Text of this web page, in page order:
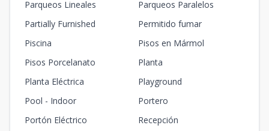
Parqueos Lineales
Parqueos Paralelos
Partially Furnished
Permitido fumar
Piscina
Pisos en Mármol
Pisos Porcelanato
Planta
Planta Eléctrica
Playground
Pool - Indoor
Portero
Portón Eléctrico
Recepción